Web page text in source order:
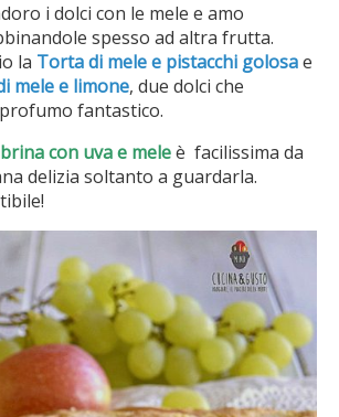
i dolci con le mele e amo
spesso ad altra frutta.
la Torta di mele e pistacchi golosae
mele e limone, due dolci che
fantastico.
con uva e meleè facilissima da
delizia soltanto a guardarla.